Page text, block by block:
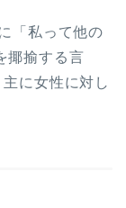
「私って他の
揶揄する言
に女性に対し